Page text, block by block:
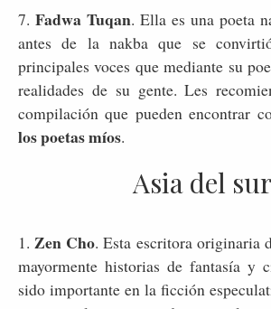
7. Fadwa Tuqan. Ella es una poeta
antes de la nakba que se
principales voces que mediante su
realidades de su gente. Les
compilación que pueden encontrar
los poetas míos.
Asia del sur
1. Zen Cho. Esta escritora originaria
mayormente historias de fantasía y
sido importante en la ficción